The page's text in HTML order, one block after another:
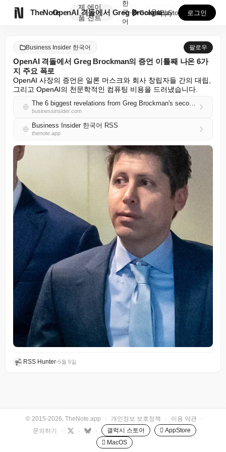
TheNote
제
품
에이
전트
OpenAI 격돌에서 Greg Brockman의 증언 ...
한
국
어
GooglePlay
AppStore 로그인
Business Insider 한국어 팔로우
OpenAI 격돌에서 Greg Brockman의 증언 이틀째 나온 6가
지 주요 폭로
OpenAI 사장의 증언은 일론 머스크와 회사 창립자들 간의 대립,
그리고 OpenAI의 천문학적인 컴퓨팅 비용을 드러냈습니다.
The 6 biggest revelations from Greg Brockman's second day of testimony in the OpenAI showdown
businessinsider.com
Business Insider 한국어 RSS
thenote.app
RSS Hunter•5월 6일
© 2015-2026, TheNote.app · 개인정보 보호정책 · 이용 약관
·
문의하기
· · · 갤럭시 스토어
 AppStore
 MacOS